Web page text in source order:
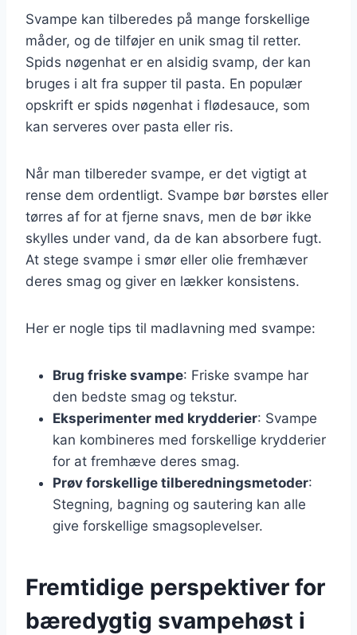
Svampe kan tilberedes på mange forskellige
måder, og de tilføjer en unik smag til retter.
Spids nøgenhat er en alsidig svamp, der kan
bruges i alt fra supper til pasta. En populær
opskrift er spids nøgenhat i flødesauce, som
kan serveres over pasta eller ris.
Når man tilbereder svampe, er det vigtigt at
rense dem ordentligt. Svampe bør børstes eller
tørres af for at fjerne snavs, men de bør ikke
skylles under vand, da de kan absorbere fugt.
At stege svampe i smør eller olie fremhæver
deres smag og giver en lækker konsistens.
Her er nogle tips til madlavning med svampe:
Brug friske svampe: Friske svampe har
den bedste smag og tekstur.
Eksperimenter med krydderier: Svampe
kan kombineres med forskellige krydderier
for at fremhæve deres smag.
Prøv forskellige tilberedningsmetoder:
Stegning, bagning og sautering kan alle
give forskellige smagsoplevelser.
Fremtidige perspektiver for
bæredygtig svampehøst i